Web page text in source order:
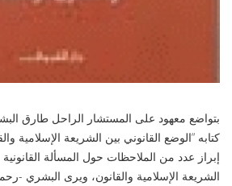
بتواضع معهود على المستشار الراحل طارق
كتابه “الوضع القانوني بين الشريعة الإسلامية
إبراز عدد من الملاحظات حول المسألة
الشريعة الإسلامية والقانون، ويرى البشري -